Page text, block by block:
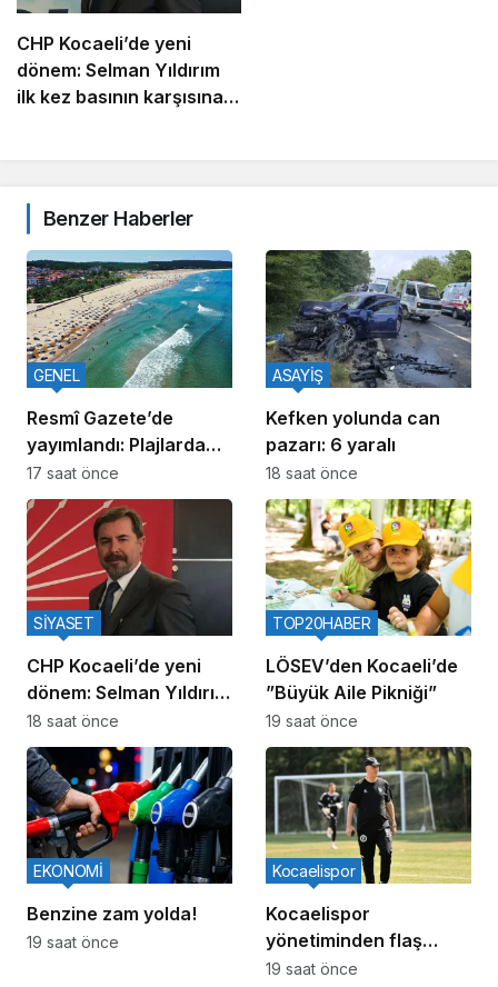
CHP Kocaeli’de yeni
dönem: Selman Yıldırım
ilk kez basının karşısına
Benzer Haberler
Resmî Gazete’de
yayımlandı: Plajlarda
yeni dönem başlıyor
GENEL
17 saat önce
Kefken yolunda can
pazarı: 6 yaralı
ASAYİŞ
18 saat önce
CHP Kocaeli’de yeni
dönem: Selman Yıldırım
ilk kez basının
karşısına çıkacak
SİYASET
18 saat önce
LÖSEV’den Kocaeli’de
”Büyük Aile Pikniği”
TOP20HABER
19 saat önce
Benzine zam yolda!
EKONOMİ
19 saat önce
Kocaelispor
yönetiminden flaş
istifa: Selçuk Kösemen
Kocaelispor
19 saat önce